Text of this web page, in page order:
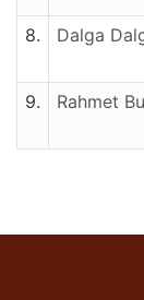
8.
Dalga
9.
Rahmet